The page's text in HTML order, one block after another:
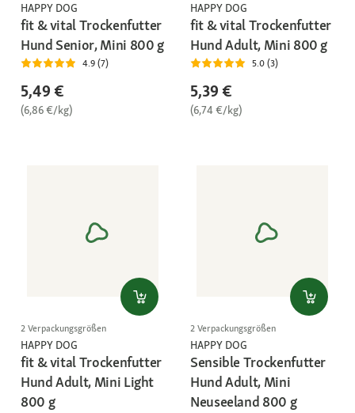
HAPPY DOG
fit & vital Trockenfutter
Hund Senior, Mini 800 g
4.9 (7)
5,49 €
(6,86 €/kg)
HAPPY DOG
fit & vital Trockenfutter
Hund Adult, Mini 800 g
5.0 (3)
5,39 €
(6,74 €/kg)
2 Verpackungsgrößen
HAPPY DOG
fit & vital Trockenfutter
Hund Adult, Mini Light
800 g
2 Verpackungsgrößen
HAPPY DOG
Sensible Trockenfutter
Hund Adult, Mini
Neuseeland 800 g